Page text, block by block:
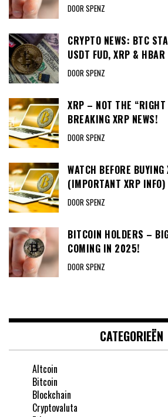
DOOR SPENZ
CRYPTO NEWS: BTC
USDT FUD, XRP &
DOOR SPENZ
XRP – NOT THE
BREAKING XRP NEWS!
DOOR SPENZ
WATCH BEFORE
(IMPORTANT XRP INFO)
DOOR SPENZ
BITCOIN HOLDERS –
COMING IN 2025!
DOOR SPENZ
CATEGORIEËN
Altcoin
Bitcoin
Blockchain
Cryptovaluta